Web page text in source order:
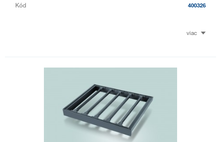
Kód 400326
viac